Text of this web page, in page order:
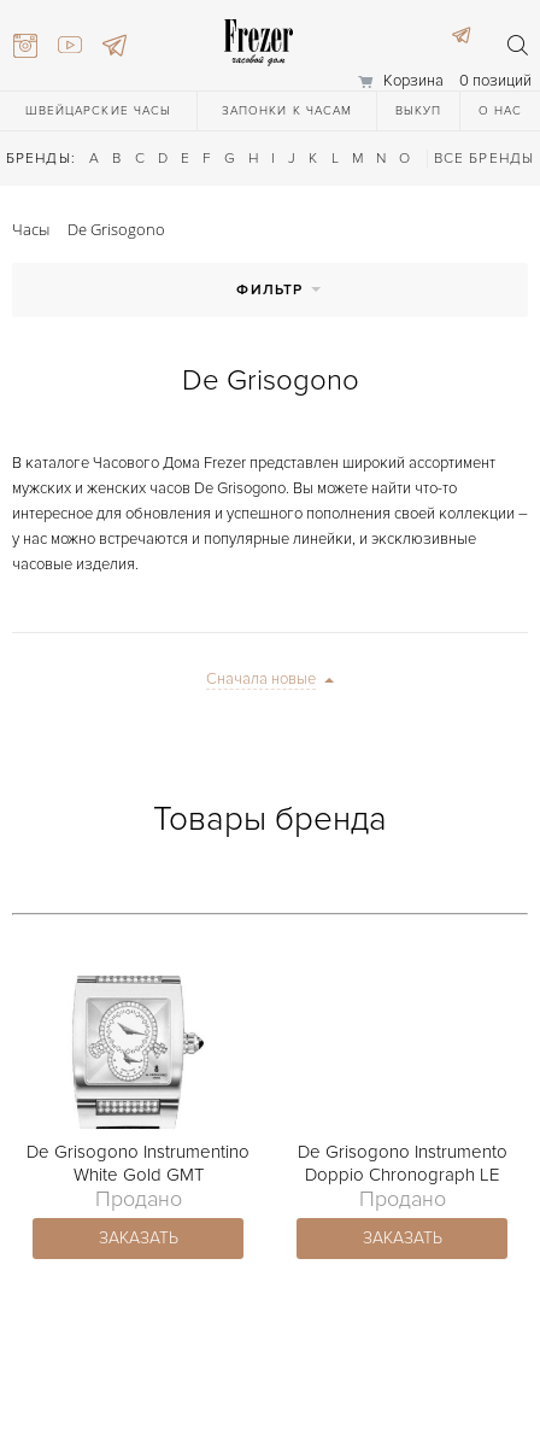
Корзина 0 позиций
ШВЕЙЦАРСКИЕ ЧАСЫ ЗАПОНКИ К ЧАСАМ ВЫКУП О НАС
БРЕНДЫ: A B C D E F G H I J K L M N O Q R S T
ВСЕ БРЕНДЫ
27-44
Часы De Grisogono
ФИЛЬТР
De Grisogono
В каталоге Часового Дома Frezer представлен широкий ассортимент
мужских и женских часов De Grisogono. Вы можете найти что-то
интересное для обновления и успешного пополнения своей коллекции –
у нас можно встречаются и популярные линейки, и эксклюзивные
часовые изделия.
Сначала новые
Товары бренда
De Grisogono Instrumentino
White Gold GMT
Продано
ЗАКАЗАТЬ
De Grisogono Instrumento
Doppio Chronograph LE
Продано
ЗАКАЗАТЬ